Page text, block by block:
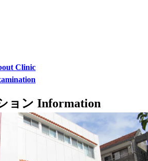
Clinic
ョン Information